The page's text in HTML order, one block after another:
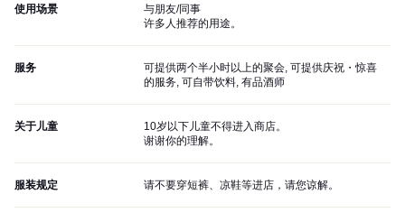
使用场景
与朋友/同事
许多人推荐的用途。
服务
可提供两个半小时以上的聚会, 可提供庆祝・惊喜
的服务, 可自带饮料, 有品酒师
关于儿童
10岁以下儿童不得进入商店。
谢谢你的理解。
服装规定 请不要穿短裤、凉鞋等进店，请您谅解。